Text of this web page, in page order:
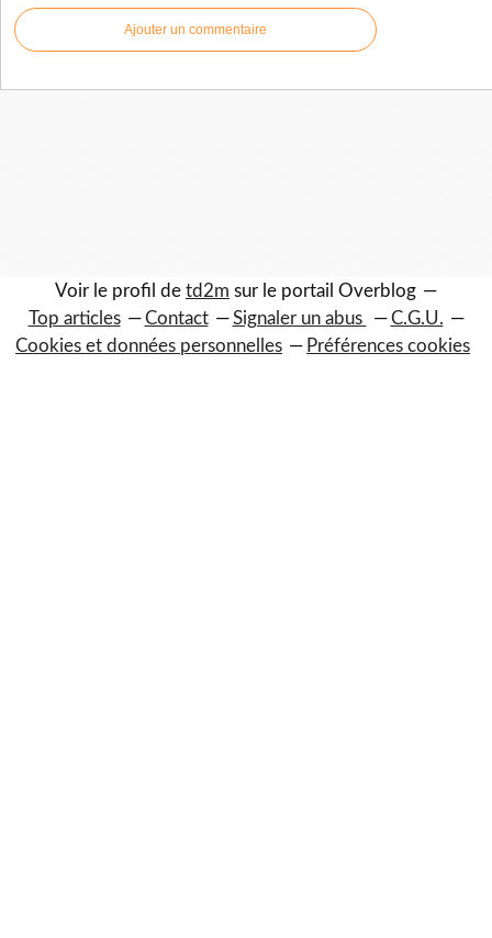
Ajouter un commentaire
Voir le profil de td2m sur le portail Overblog
Top articles
Contact Signaler un abus
C.G.U.
Cookies et données personnelles
Préférences cookies